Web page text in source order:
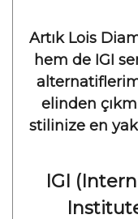
Artık Lois
hem de IGI
elinden
stilinize en
IGI